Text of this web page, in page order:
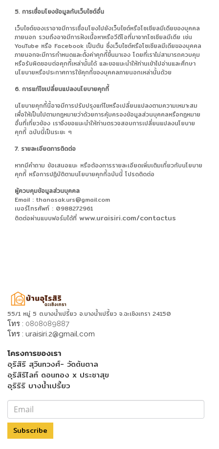
5. การเชื่อมโยงข้อมูลกับเว็บไซต์อื่น
เว็บไซต์ของเราอาจมีการเชื่อมโยงไปยังเว็บไซต์หรือโซเชียลมีเดียของบุคคล
ภายนอก รวมถึงอาจมีการฝังเนื้อหาหรือวีดีโอที่มาจากโซเชียลมีเดีย เช่น
YouTube หรือ Facebook เป็นต้น ซึ่งเว็บไซต์หรือโซเชียลมีเดียของบุคคล
ภายนอกจะมีการกำหนดและตั้งค่าคุกกี้ขึ้นมาเอง โดยที่เราไม่สามารถควบคุม
หรือรับผิดชอบต่อคุกกี้เหล่านั้นได้ และขอแนะนำให้ท่านเข้าไปอ่านและศึกษา
นโยบายหรือประกาศการใช้คุกกี้ของบุคคลภายนอกเหล่านั้นด้วย
6. การแก้ไขเปลี่ยนแปลงนโยบายคุกกี้
นโยบายคุกกี้นี้อาจมีการปรับปรุงแก้ไขหรือเปลี่ยนแปลงตามความเหมาะสม
เพื่อให้เป็นไปตามกฎหมายว่าด้วยการคุ้มครองข้อมูลส่วนบุคคลหรือกฎหมาย
อื่นที่เกี่ยวข้อง เราจึงขอแนะนำให้ท่านตรวจสอบการเปลี่ยนแปลงนโยบาย
คุกกี้ ฉบับนี้เป็นระยะ ๆ
7. รายละเอียดการติดต่อ
หากมีคำถาม ข้อเสนอแนะ หรือต้องการรายละเอียดเพิ่มเติมเกี่ยวกับนโยบาย
คุกกี้ หรือการปฏิบัติตามนโยบายคุกกี้ฉบับนี้ โปรดติดต่อ
ผู้ควบคุมข้อมูลส่วนบุคคล
Email : thanasak.urs@gmail.com
เบอร์โทรศัพท์ : 0988272961
ติดต่อผ่านแบบฟอร์มได้ที่ www.uraisiri.com/contactus
55/1 หมู่ 5 ต.บางน้ำเปรี้ยว อ.บางน้ำเปรี้ยว จ.ฉะเชิงเทรา 24150
โทร : 0808089887
โทร : uraisiri.2@gmail.com
โครงการของเรา
อุริสิริ สุวินทวงศ์- วัดต้นตาล
อุริสิริไลท์ ดอนทอง x ประชาสุข
อุริริริ บางน้ำเปรี้ยว
Subscribe